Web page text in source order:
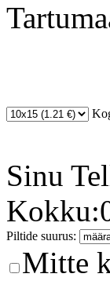
Sinu
Kokku:
Piltide suurus:
Mitte